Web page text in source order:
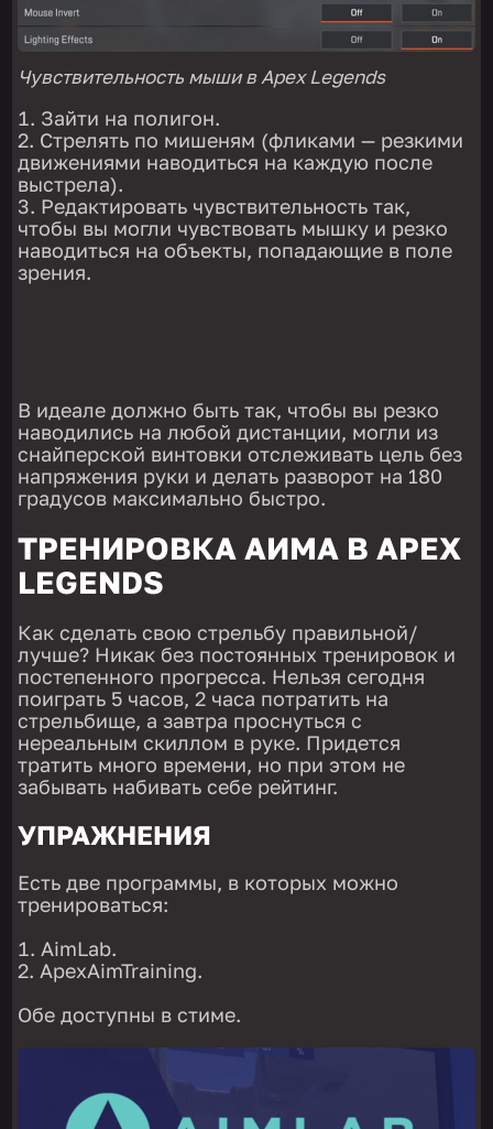
Чувствительность мыши в Apex Legends
Зайти на полигон.
Стрелять по мишеням (фликами — резкими
движениями наводиться на каждую после
выстрела).
Редактировать чувствительность так,
чтобы вы могли чувствовать мышку и резко
наводиться на объекты, попадающие в поле
зрения.
В идеале должно быть так, чтобы вы резко
наводились на любой дистанции, могли из
снайперской винтовки отслеживать цель без
напряжения руки и делать разворот на 180
градусов максимально быстро.
ТРЕНИРОВКА АИМА В APEX
LEGENDS
Как сделать свою стрельбу правильной/
лучше? Никак без постоянных тренировок и
постепенного прогресса. Нельзя сегодня
поиграть 5 часов, 2 часа потратить на
стрельбище, а завтра проснуться с
нереальным скиллом в руке. Придется
тратить много времени, но при этом не
забывать набивать себе рейтинг.
УПРАЖНЕНИЯ
Есть две программы, в которых можно
тренироваться:
AimLab.
ApexAimTraining.
Обе доступны в стиме.